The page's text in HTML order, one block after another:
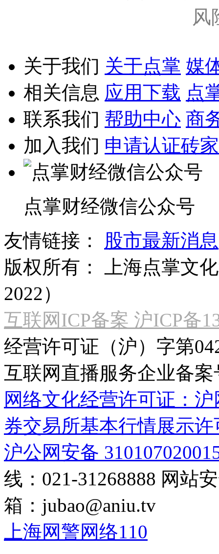
风
关于我们 关于点掌 媒
相关信息 应用下载 点
联系我们 帮助中心 商
加入我们 申请认证砖家
点掌财经微信公众号
友情链接：
股市最新消息
版权所有：
上海点掌文
2022）
互联网ICP备案 沪ICP备
经营许可证（沪）字第
互联网直播服务企业备案
网络文化经营许可证：
券交易所基本行情展示许
沪公网安备
线：021-31268888 网站
箱： jubao@aniu.tv
上海网警网络110